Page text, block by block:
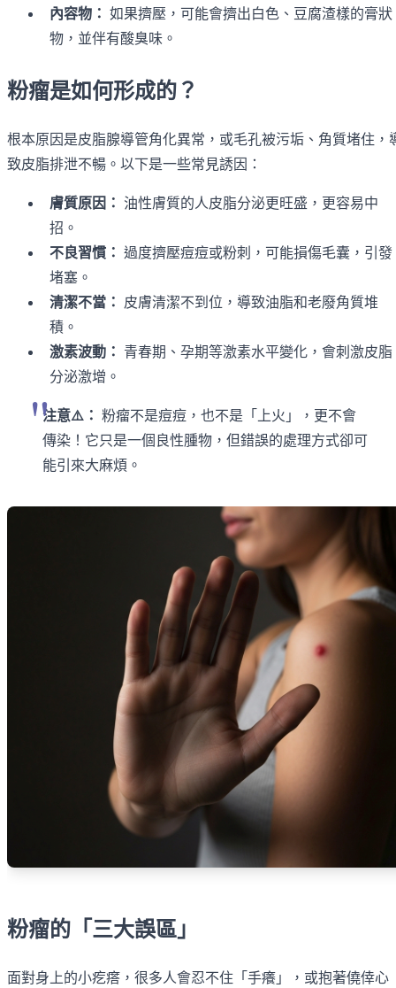
內容物： 如果擠壓，可能會擠出白色、豆腐渣樣的膏狀
物，並伴有酸臭味。
粉瘤是如何形成的？
根本原因是皮脂腺導管角化異常，或毛孔被污垢、角質堵住，
致皮脂排泄不暢。以下是一些常見誘因：
膚質原因：
油性膚質的人皮脂分泌更旺盛，更容易中
招。
不良習慣： 過度擠壓痘痘或粉刺，可能損傷毛囊，引發
堵塞。
清潔不當：
皮膚清潔不到位，導致油脂和老廢角質堆
積。
激素波動：
青春期、孕期等激素水平變化，會刺激皮脂
分泌激增。
注意⚠️： 粉瘤不是痘痘，也不是「上火」，更不會
傳染！它只是一個良性腫物，但錯誤的處理方式卻可
能引來大麻煩。
粉瘤的「三大誤區」
面對身上的小疙瘩，很多人會忍不住「手癢」，或抱著僥倖心